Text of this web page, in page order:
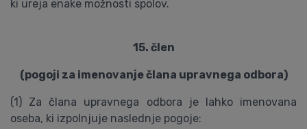
ki ureja enake možnosti spolov.
15. člen
(pogoji za imenovanje člana upravnega odbora)
(1) Za člana upravnega odbora je lahko imenovana
oseba, ki izpolnjuje naslednje pogoje: